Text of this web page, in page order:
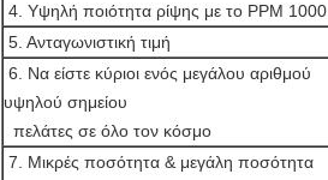
4. Υψηλή ποιότητα ρίψης με το PPM 1000
5. Ανταγωνιστική τιμή
6. Να είστε κύριοι ενός μεγάλου αριθμού
υψηλού σημείου
πελάτες σε όλο τον κόσμο
7. Μικρές ποσότητα & μεγάλη ποσότητα